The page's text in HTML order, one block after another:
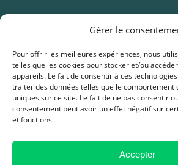
Gérer le
Pour offrir les meilleures expériences, nous
telles que les cookies pour stocker et/ou
appareils. Le fait de consentir à ces
traiter des données telles que le comportement
uniques sur ce site. Le fait de ne pas consentir
consentement peut avoir un effet négatif sur
et fonctions.
Accepter
Ressources
Webinars
Cas clients
Fiches pratiques
Livres blancs & Guides
Boîtes à outils